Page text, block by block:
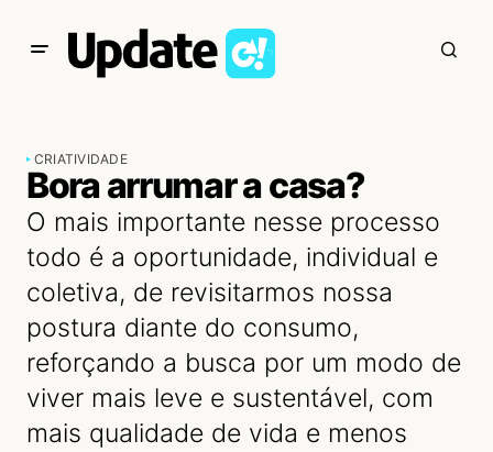
CRIATIVIDADE
Bora arrumar a casa?
O mais importante nesse processo
todo é a oportunidade, individual e
coletiva, de revisitarmos nossa
postura diante do consumo,
reforçando a busca por um modo de
viver mais leve e sustentável, com
mais qualidade de vida e menos